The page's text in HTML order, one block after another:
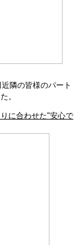
隣の皆様のパート
。
に合わせた"安心で